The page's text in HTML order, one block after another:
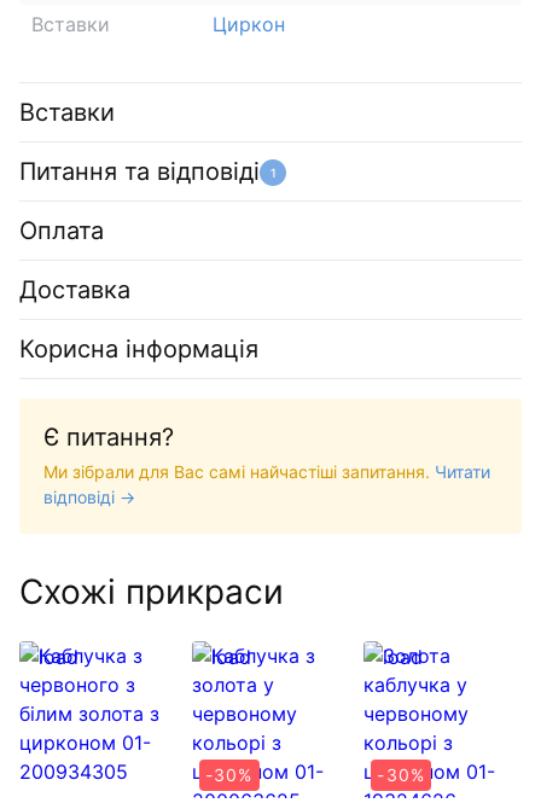
Вставки
Циркон
Вставки
Питання та відповіді 1
Оплата
Доставка
Корисна інформація
Є питання?
Ми зібрали для Вас самі найчастіші запитання. Читати
відповіді →
Схожі прикраси
-30%
-30%